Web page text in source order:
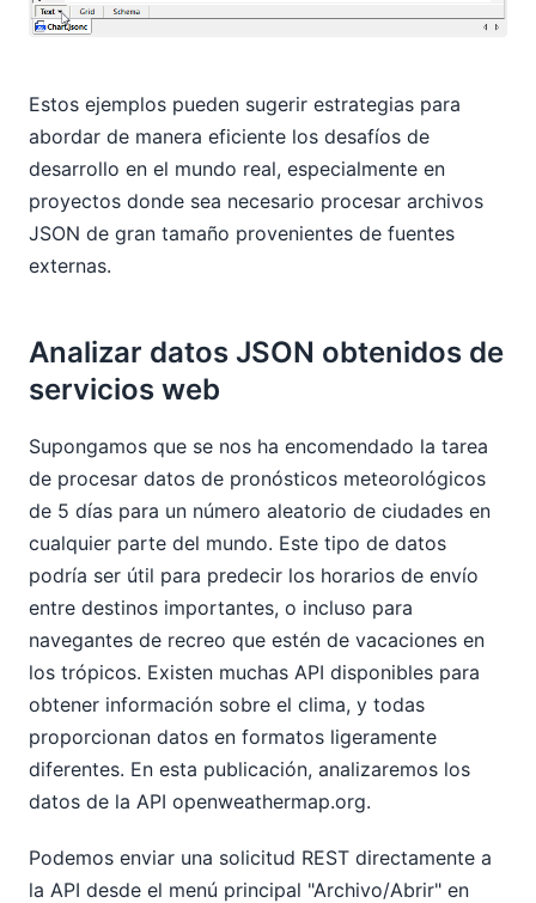
Estos ejemplos pueden sugerir estrategias para
abordar de manera eficiente los desafíos de
desarrollo en el mundo real, especialmente en
proyectos donde sea necesario procesar archivos
JSON de gran tamaño provenientes de fuentes
externas.
Analizar datos JSON obtenidos de
servicios web
Supongamos que se nos ha encomendado la tarea
de procesar datos de pronósticos meteorológicos
de 5 días para un número aleatorio de ciudades en
cualquier parte del mundo. Este tipo de datos
podría ser útil para predecir los horarios de envío
entre destinos importantes, o incluso para
navegantes de recreo que estén de vacaciones en
los trópicos. Existen muchas API disponibles para
obtener información sobre el clima, y todas
proporcionan datos en formatos ligeramente
diferentes. En esta publicación, analizaremos los
datos de la API openweathermap.org.
Podemos enviar una solicitud REST directamente a
la API desde el menú principal "Archivo/Abrir" en